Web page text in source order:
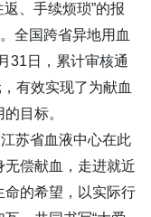
、手续烦琐”的报
全国跨省异地用血
31日，累计审核通
有效实现了为献血
目标。
苏省血液中心在此
偿献血，走进就近
命的希望，以实际行